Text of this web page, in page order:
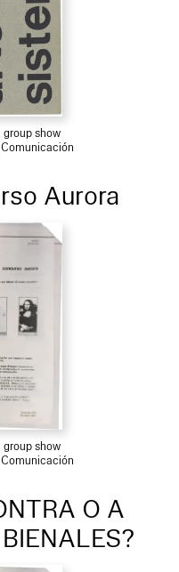
show
Aurora
show
O A